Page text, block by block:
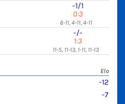
-1/1
0:3
6-11, 4-11, 4-11
-/-
1:3
11-5, 11-13, 1-11, 11-13
Elo
-12
-7